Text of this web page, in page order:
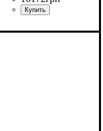
Ширина: 150 см